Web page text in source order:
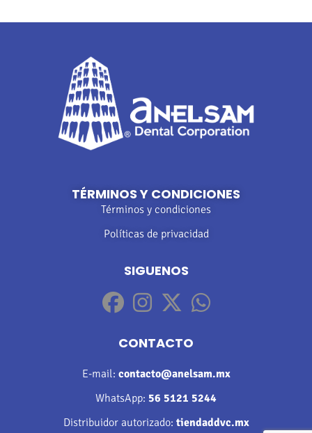
TÉRMINOS Y CONDICIONES
Términos y condiciones
Políticas de privacidad
SIGUENOS
CONTACTO
E-mail: contacto@anelsam.mx
WhatsApp: 56 5121 5244
Distribuidor autorizado: tiendaddvc.mx